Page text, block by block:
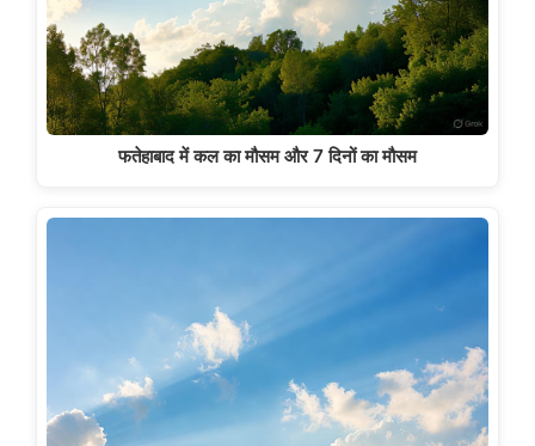
फतेहाबाद में कल का मौसम और 7 दिनों का मौसम